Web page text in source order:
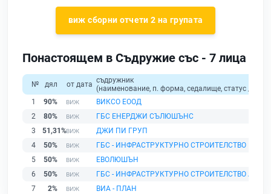
виж сборни отчети 2 на групата
Понастоящем в Съдружие със - 7 лица
№ дял от дата съдружник
(наименование, п. форма, седалище, статус /
1
90%
ВИКСО ЕООД
2
80%
ГБС ЕНЕРДЖИ СЪЛЮШЪНС
3
51,31%
ДЖИ ПИ ГРУП
4
50%
ГБС - ИНФРАСТРУКТУРНО СТРОИТЕЛСТВО
5
50%
ЕВОЛЮШЪН
6
50%
ГБС - ИНФРАСТРУКТУРНО СТРОИТЕЛСТВО АД
7
2% ВИА - ПЛАН